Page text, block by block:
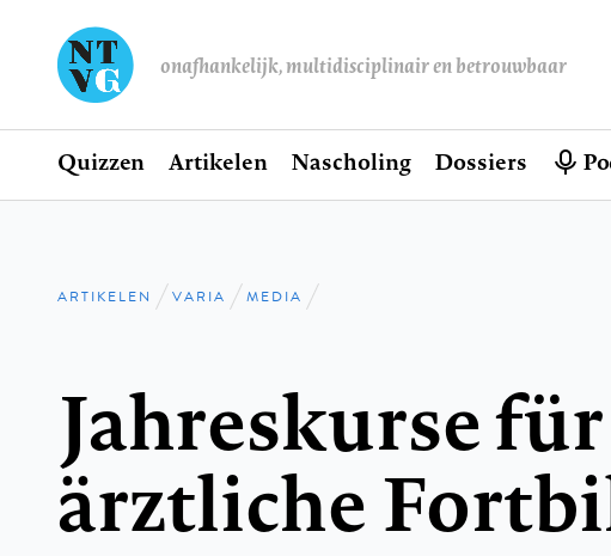
onafhankelijk, multidisciplinair en betrouwbaar
Hoofdnavigatie
Home
Quizzen Artikelen Nascholing Dossiers
Kruimelpad
ARTIKELEN VARIA MEDIA
Jahreskurse für
ärztliche